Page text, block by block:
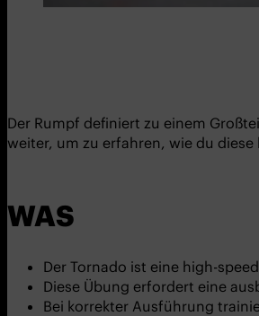
Der Rumpf definiert zu einem
weiter, um zu erfahren, wie du
WAS
Der Tornado ist eine high-
Diese Übung erfordert eine
Bei korrekter Ausführung